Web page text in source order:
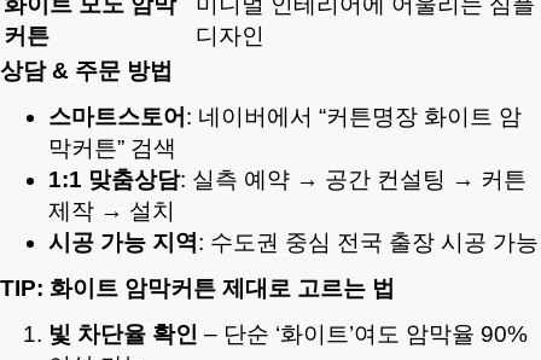
커튼
디자인
상담 & 주문 방법
스마트스토어 : 네이버에서 “커튼명장 화이트 암
막커튼” 검색
1:1 맞춤상담: 실측 예약 → 공간 컨설팅 → 커튼
제작 → 설치
시공 가능 지역: 수도권 중심 전국 출장 시공 가능
TIP: 화이트 암막커튼 제대로 고르는 법
빛 차단율 확인 – 단순 ‘화이트’여도 암막율 90%